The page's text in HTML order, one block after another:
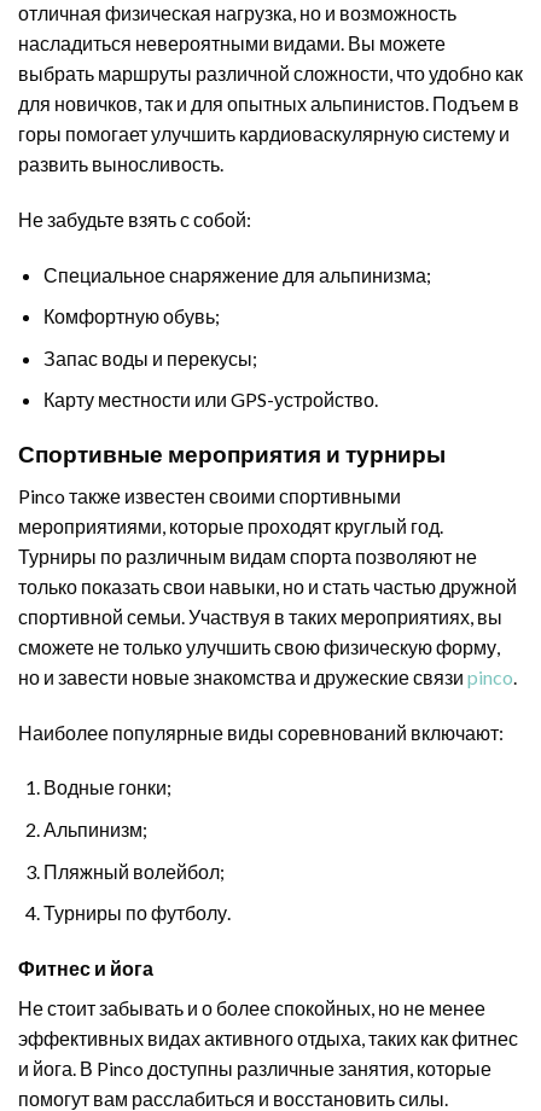
отличная физическая нагрузка, но и возможность
насладиться невероятными видами. Вы можете
выбрать маршруты различной сложности, что удобно как
для новичков, так и для опытных альпинистов. Подъем в
горы помогает улучшить кардиоваскулярную систему и
развить выносливость.
Не забудьте взять с собой:
Специальное снаряжение для альпинизма;
Комфортную обувь;
Запас воды и перекусы;
Карту местности или GPS-устройство.
Спортивные мероприятия и турниры
Pinco также известен своими спортивными
мероприятиями, которые проходят круглый год.
Турниры по различным видам спорта позволяют не
только показать свои навыки, но и стать частью дружной
спортивной семьи. Участвуя в таких мероприятиях, вы
сможете не только улучшить свою физическую форму,
но и завести новые знакомства и дружеские связи pinco.
Наиболее популярные виды соревнований включают:
Водные гонки;
Альпинизм;
Пляжный волейбол;
Турниры по футболу.
Фитнес и йога
Не стоит забывать и о более спокойных, но не менее
эффективных видах активного отдыха, таких как фитнес
и йога. В Pinco доступны различные занятия, которые
помогут вам расслабиться и восстановить силы.